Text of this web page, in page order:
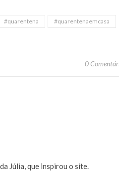
#quarentena #quarentenaemcasa
0
Júlia, que inspirou o site.